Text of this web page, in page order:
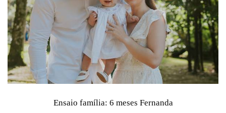
Ensaio família: 6 meses Fernanda